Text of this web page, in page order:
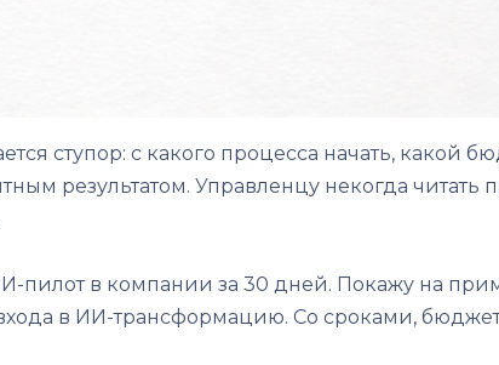
ступор: с какого процесса начать, какой
результатом. Управленцу некогда читать
пилот в компании за 30 дней. Покажу на
в ИИ-трансформацию. Со сроками,